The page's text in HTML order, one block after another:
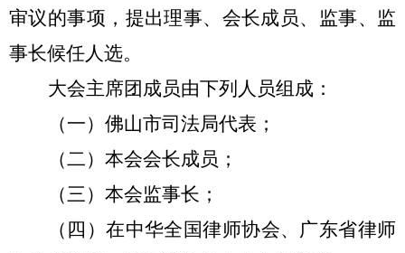
审议的事项，提出理事、会长成员、监事、监
事长候任人选。
大会主席团成员由下列人员组成：
（一）佛山市司法局代表；
（二）本会会长成员；
（三）本会监事长；
（四）在中华全国律师协会、广东省律师